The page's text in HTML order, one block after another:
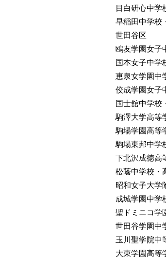
目白研心中学
早稲田中学校
世田谷区
鴎友学園女子
国本女子中学
恵泉女学園中
佼成学園女子
国士舘中学校
駒澤大学高等
駒場学園高等
駒場東邦中学
下北沢成徳高
松蔭中学校・
昭和女子大学
成城学園中学
聖ドミニコ学
世田谷学園中
玉川聖学院中
大東学園高等